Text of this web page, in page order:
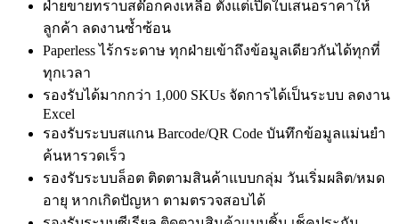
ฝ่ายขายทราบสต๊อกคงเหลือ ตั้งแต่เปิดใบเสนอราคาให้
ลูกค้า ลดงานซ้ำซ้อน
Paperless ไร้กระดาษ ทุกฝ่ายเข้าถึงข้อมูลเดียวกันได้ทุกที่
ทุกเวลา
รองรับได้มากกว่า 1,000 SKUs จัดการได้เป็นระบบ ลดงาน
Excel
รองรับระบบสแกน Barcode/QR Code บันทึกข้อมูลแม่นยำ
ค้นหารวดเร็ว
รองรับระบบล็อต ติดตามสินค้าแบบกลุ่ม วันเริ่มผลิต/หมด
อายุ หากเกิดปัญหา ตามตรวจสอบได้